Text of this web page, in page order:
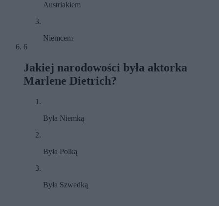
Austriakiem
Niemcem
6
Jakiej narodowości była aktorka
Marlene Dietrich?
Była Niemką
Była Polką
Była Szwedką